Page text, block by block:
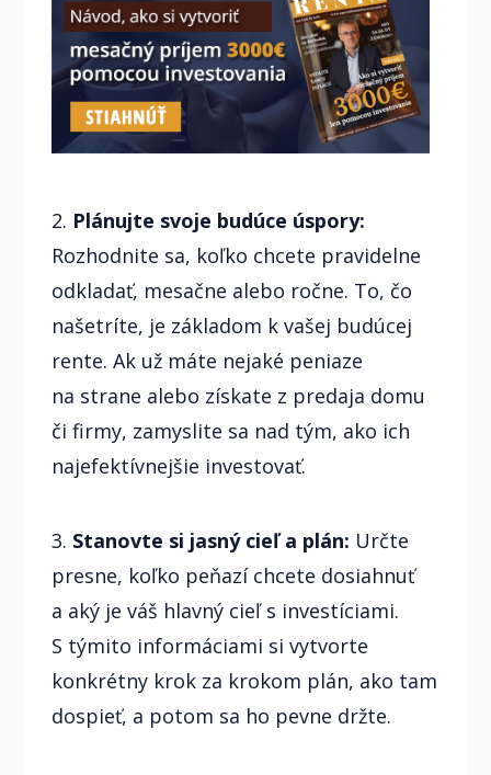
2. Plánujte svoje budúce úspory:
Rozhodnite sa, koľko chcete pravidelne
odkladať, mesačne alebo ročne. To, čo
našetríte, je základom k vašej budúcej
rente. Ak už máte nejaké peniaze
na strane alebo získate z predaja domu
či firmy, zamyslite sa nad tým, ako ich
najefektívnejšie investovať.
3. Stanovte si jasný cieľ a plán: Určte
presne, koľko peňazí chcete dosiahnuť
a aký je váš hlavný cieľ s investíciami.
S týmito informáciami si vytvorte
konkrétny krok za krokom plán, ako tam
dospieť, a potom sa ho pevne držte.